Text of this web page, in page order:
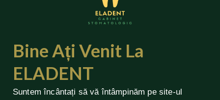
Bine Ați Venit La
ELADENT
Suntem încântați să vă întâmpinăm pe site-ul